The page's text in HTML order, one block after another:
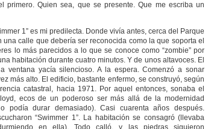
primero. Quien sea, que se presente. Que me escriba un
1” es mi predilecta. Donde vivía antes, cerca del Parque
una calle que debería ser reconocida como la que soporta el
lo más parecidos a lo que se conoce como “zombie” por
habitación durante cuatro minutos. Y de unos altavoces. El
ventana yacía silencioso. A la espera. Comenzó a sonar
más alto. El edificio, bastante enfermo, se construyó, según
catastral, hacia 1971. Por aquel entonces, sonaba el
ecos de un poderoso ser más allá de la modernidad
podía durar demasiado). Casi cuarenta años después.
“Swimmer 1”. La habitación se consagró (llevaba
en ella). Todo calló, y las piedras siguieron